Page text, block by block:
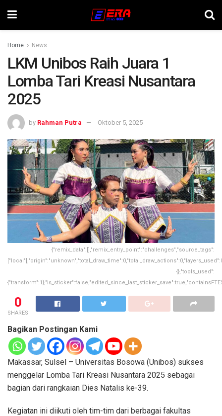
Home News
LKM Unibos Raih Juara 1
Lomba Tari Kreasi Nusantara
2025
by Rahman Putra Oktober 5, 2025
{"remix_data":[],"remix_entry_point":"challenges","source_tags":
{},"tools_used":
0
SHARES
Bagikan Postingan Kami
Makassar, Sulsel – Universitas Bosowa (Unibos) sukses
menggelar Lomba Tari Kreasi Nusantara 2025 sebagai
bagian dari rangkaian Dies Natalis ke-39.
Kegiatan ini diikuti oleh tim-tim dari berbagai fakultas